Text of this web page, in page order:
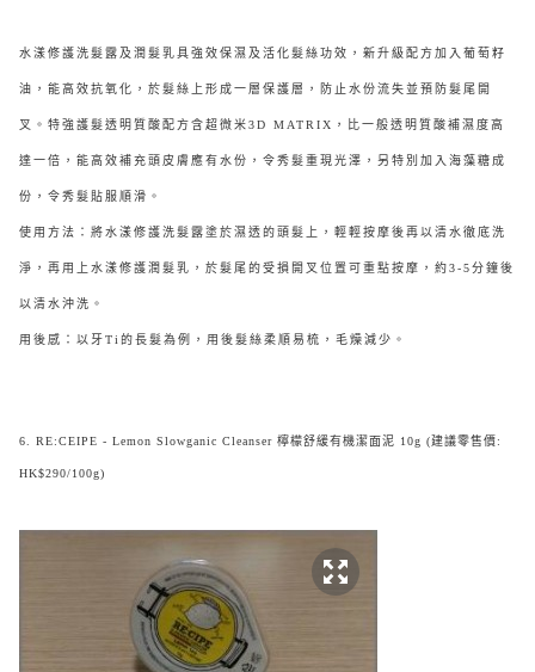
水漾修護洗髮露及潤髮乳具強效保濕及活化髮絲功效，新升級配方加入葡萄籽
油，能高效抗氧化，於髮絲上形成一層保護層，防止水份流失並預防髮尾開
叉。特強護髮透明質酸配方含超微米3D MATRIX，比一般透明質酸補濕度高
達一倍，能高效補充頭皮膚應有水份，令秀髮重現光澤，另特別加入海藻糖成
份，令秀髮貼服順滑。
使用方法：將水漾修護洗髮露塗於濕透的頭髮上，輕輕按摩後再以清水徹底洗
淨，再用上水漾修護潤髮乳，於髮尾的受損開叉位置可重點按摩，約3-5分鐘後
以清水沖洗。
用後感：以牙Ti的長髮為例，用後髮絲柔順易梳，毛燥減少。
6. RE:CEIPE - Lemon Slowganic Cleanser 檸檬舒緩有機潔面泥 10g (建議零售價:
HK$290/100g)